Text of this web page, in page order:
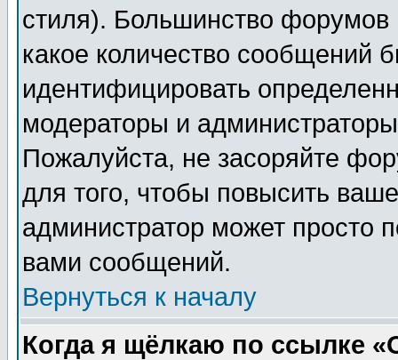
стиля). Большинство форумов
какое количество сообщений
идентифицировать
модераторы и
Пожалуйста, не засоряйте
для того, чтобы повысить
администратор может просто
вами сообщений.
Вернуться к началу
Когда я щёлкаю по ссылке